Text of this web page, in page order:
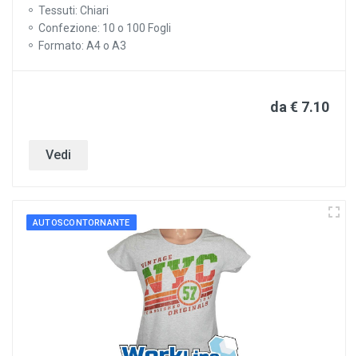
Tessuti: Chiari
Confezione: 10 o 100 Fogli
Formato: A4 o A3
da € 7.10
Vedi
AUTOSCONTORNANTE